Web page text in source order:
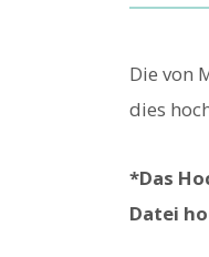
Die von
dies
*Das
Datei